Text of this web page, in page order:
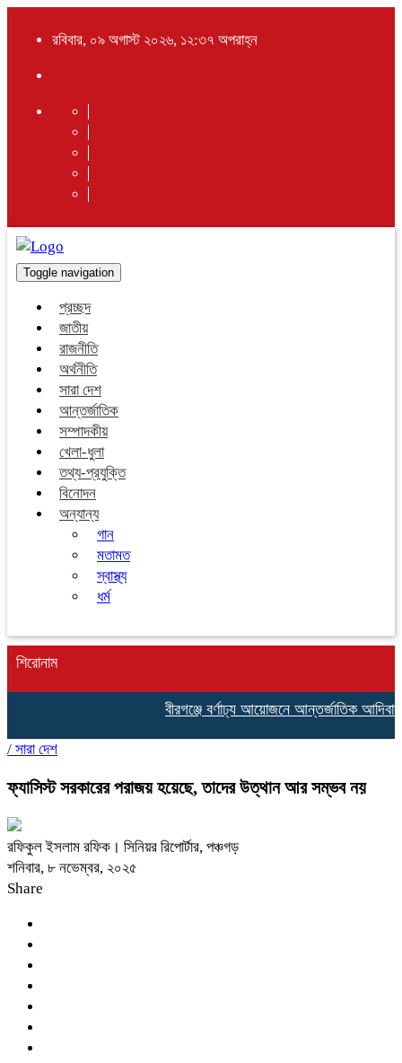
রবিবার, ০৯ অগাস্ট ২০২৬, ১২:৩৭ অপরাহ্ন
Toggle navigation
প্রচ্ছদ
জাতীয়
রাজনীতি
অর্থনীতি
সারা দেশ
আন্তর্জাতিক
সম্পাদকীয়
খেলা-ধুলা
তথ্য-প্রযুক্তি
বিনোদন
অন্যান্য
গান
মতামত
স্বাস্থ্য
ধর্ম
শিরোনাম
বীরগঞ্জে বর্ণাঢ্য আয়োজনে আন্তর্জাতিক আদিবাসী
/ সারা দেশ
ফ্যাসিস্ট সরকারের পরাজয় হয়েছে, তাদের উত্থান আর সম্ভব নয়
রফিকুল ইসলাম রফিক। সিনিয়র রিপোর্টার, পঞ্চগড়
শনিবার, ৮ নভেম্বর, ২০২৫
Share